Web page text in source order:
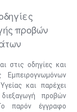
προβών
στις οδηγίες και
Εμπειρογνωμόνων
και παρέχει
προβών
παρόν έγγραφο